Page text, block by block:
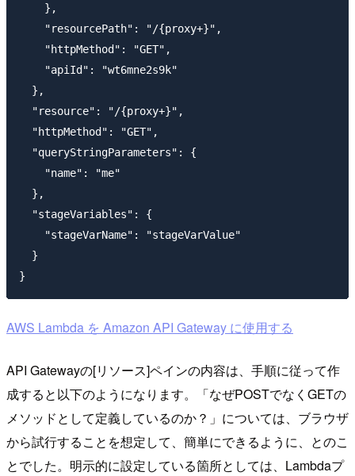
    },
    "resourcePath": "/{proxy+}",
    "httpMethod": "GET",
    "apiId": "wt6mne2s9k"
  },
  "resource": "/{proxy+}",
  "httpMethod": "GET",
  "queryStringParameters": {
    "name": "me"
  },
  "stageVariables": {
    "stageVarName": "stageVarValue"
  }
AWS Lambda を Amazon API Gateway に使用する
API Gatewayの[リソース]ペインの内容は、手順に従って作
成すると以下のようになります。「なぜPOSTでなくGETの
メソッドとして定義しているのか？」については、ブラウザ
から試行することを想定して、簡単にできるように、とのこ
とでした。明示的に設定している箇所としては、Lambdaプ